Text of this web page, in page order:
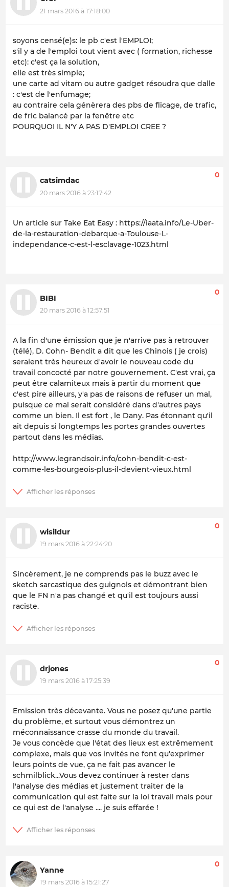
21 mars 2016 à 17:18:00
soyons censé(e)s: le pb c'est l'EMPLOI;
s'il y a de l'emploi tout vient avec ( formation, richesse
etc): c'est ça la solution,
elle est très simple;
une carte ad vitam ou autre gadget résoudra que dalle
: c'est de l'enfumage;
au contraire cela génèrera des pbs de flicage, de trafic,
de fric balancé par la fenêtre etc
POURQUOI IL N'Y A PAS D'EMPLOI CREE ?
catsimdac
20 mars 2016 à 23:17:42
0
Un article sur Take Eat Easy : https://iaata.info/Le-Uber-
de-la-restauration-debarque-a-Toulouse-L-
independance-c-est-l-esclavage-1023.html
BIBI
20 mars 2016 à 12:57:51
0
A la fin d'une émission que je n'arrive pas à retrouver
(télé), D. Cohn- Bendit a dit que les Chinois ( je crois)
seraient très heureux d'avoir le nouveau code du
travail concocté par notre gouvernement. C'est vrai, ça
peut être calamiteux mais à partir du moment que
c'est pire ailleurs, y'a pas de raisons de refuser un mal,
puisque ce mal serait considéré dans d'autres pays
comme un bien. Il est fort , le Dany. Pas étonnant qu'il
ait depuis si longtemps les portes grandes ouvertes
partout dans les médias.
http://www.legrandsoir.info/cohn-bendit-c-est-
comme-les-bourgeois-plus-il-devient-vieux.html
wisildur
19 mars 2016 à 22:24:20
0
Sincèrement, je ne comprends pas le buzz avec le
sketch sarcastique des guignols et démontrant bien
que le FN n'a pas changé et qu'il est toujours aussi
raciste.
drjones
19 mars 2016 à 17:25:39
0
Emission très décevante. Vous ne posez qu'une partie
du problème, et surtout vous démontrez un
méconnaissance crasse du monde du travail.
Je vous concède que l'état des lieux est extrêmement
complexe, mais que vos invités ne font qu'exprimer
leurs points de vue, ça ne fait pas avancer le
schmilblick...Vous devez continuer à rester dans
l'analyse des médias et justement traiter de la
communication qui est faite sur la loi travail mais pour
ce qui est de l'analyse .... je suis effarée !
Yanne
19 mars 2016 à 15:21:27
0